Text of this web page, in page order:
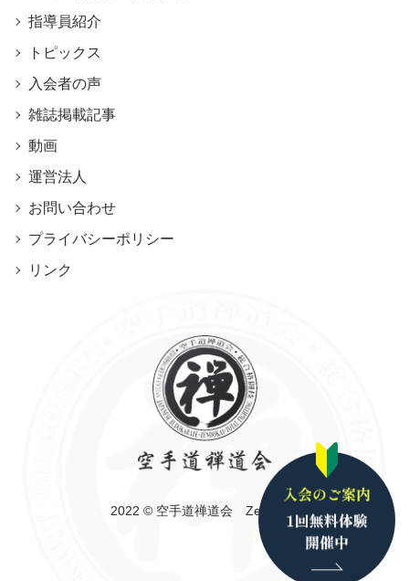
指導員紹介
トピックス
入会者の声
雑誌掲載記事
動画
運営法人
お問い合わせ
プライバシーポリシー
リンク
2022 © 空手道禅道会 Zendokai